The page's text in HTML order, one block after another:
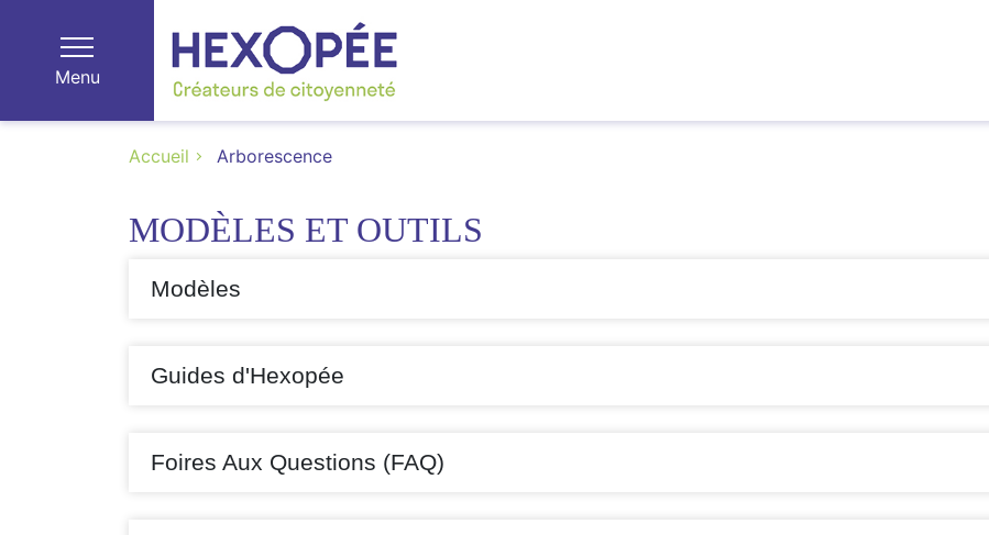
Menu
Accueil Arborescence
MODÈLES ET OUTILS
Modèles
Guides d'Hexopée
Foires Aux Questions (FAQ)